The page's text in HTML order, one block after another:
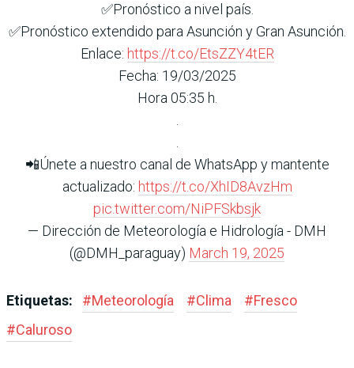
✅Pronóstico a nivel país.
✅Pronóstico extendido para Asunción y Gran Asunción.
Enlace: https://t.co/EtsZZY4tER
Fecha: 19/03/2025
Hora 05:35 h.
📲Únete a nuestro canal de WhatsApp y mantente
actualizado: https://t.co/XhID8AvzHm
pic.twitter.com/NiPFSkbsjk
— Dirección de Meteorología e Hidrología - DMH
(@DMH_paraguay) March 19, 2025
Etiquetas: #Meteorología #Clima #Fresco
#Caluroso